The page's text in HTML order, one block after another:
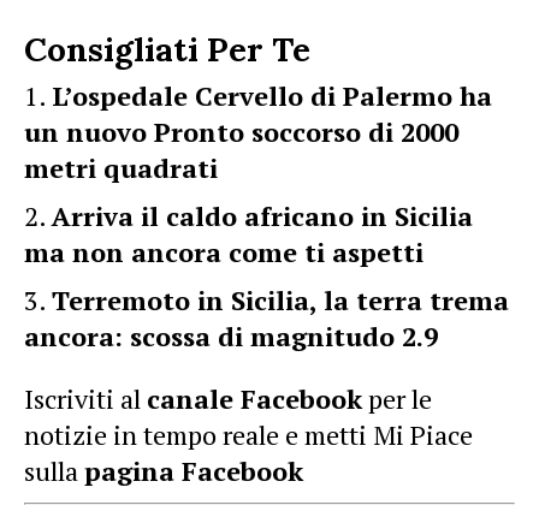
Consigliati Per Te
L’ospedale Cervello di Palermo ha
un nuovo Pronto soccorso di 2000
metri quadrati
Arriva il caldo africano in Sicilia
ma non ancora come ti aspetti
Terremoto in Sicilia, la terra trema
ancora: scossa di magnitudo 2.9
Iscriviti al canale Facebookper le
notizie in tempo reale e metti Mi Piace
sullapagina Facebook